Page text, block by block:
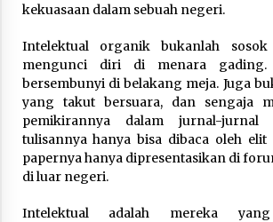
kekuasaan dalam sebuah negeri.
Intelektual organik bukanlah
mengunci diri di menara gading.
bersembunyi di belakang meja. Juga
yang takut bersuara, dan sengaja
pemikirannya dalam jurnal-jurnal
tulisannya hanya bisa dibaca oleh elit
papernya hanya dipresentasikan di
di luar negeri.
Intelektual adalah mereka